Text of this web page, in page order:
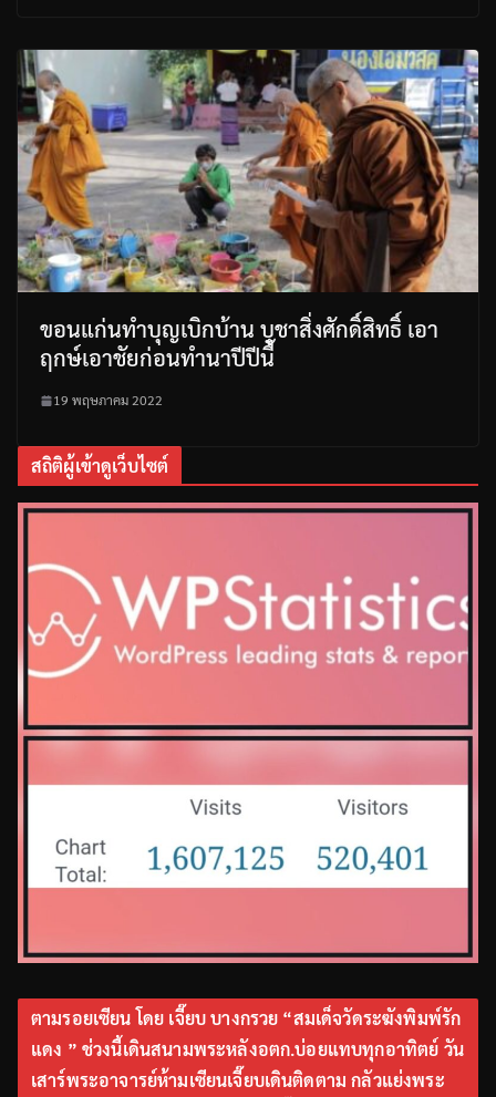
ขอนแก่นทำบุญเบิกบ้าน บูชาสิ่งศักดิ์สิทธิ์ เอา
ฤกษ์เอาชัยก่อนทำนาปีปีนี้
19 พฤษภาคม 2022
สถิติผู้เข้าดูเว็บไซต์
ตามรอยเซียน โดย เจี๊ยบ บางกรวย “สมเด็จวัดระฆังพิมพ์รัก
แดง ” ช่วงนี้เดินสนามพระหลังอตก.บ่อยแทบทุกอาทิตย์ วัน
เสาร์พระอาจารย์ห้ามเซียนเจี๊ยบเดินติดตาม กลัวแย่งพระ